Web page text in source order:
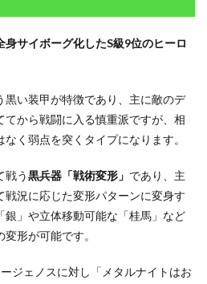
身サイボーグ化したS級9位のヒーロ
黒い装甲が特徴であり、主に敵のデ
てから戦闘に入る慎重派ですが、相
く弱点を突くタイプになります。
戦う黒兵器「戦術変形」 であり、主
況に応じた変形パターンに変身す
銀」や立体移動可能な「桂馬」など
形が可能です。
ジェノスに対し「メタルナイトはお